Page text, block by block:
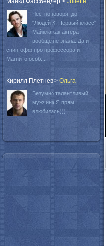
Майкл Фассбендер > Juliette
Честно говоря, до
"Людей Х: Первый класс"
Майкла как актера
вообще не знала. Да и
спин-офф про профессора и
Магнито особ...
Кирилл Плетнев > Oльга
Безумно талантливый
мужчина.Я прям
влюбилась)))